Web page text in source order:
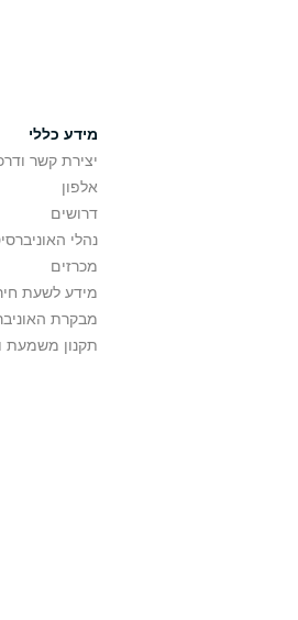
מידע כללי
יצירת קשר
אלפון
דרושים
נהלי
מכרזים
מידע לשעת
מבקרת
תקנון משמעת